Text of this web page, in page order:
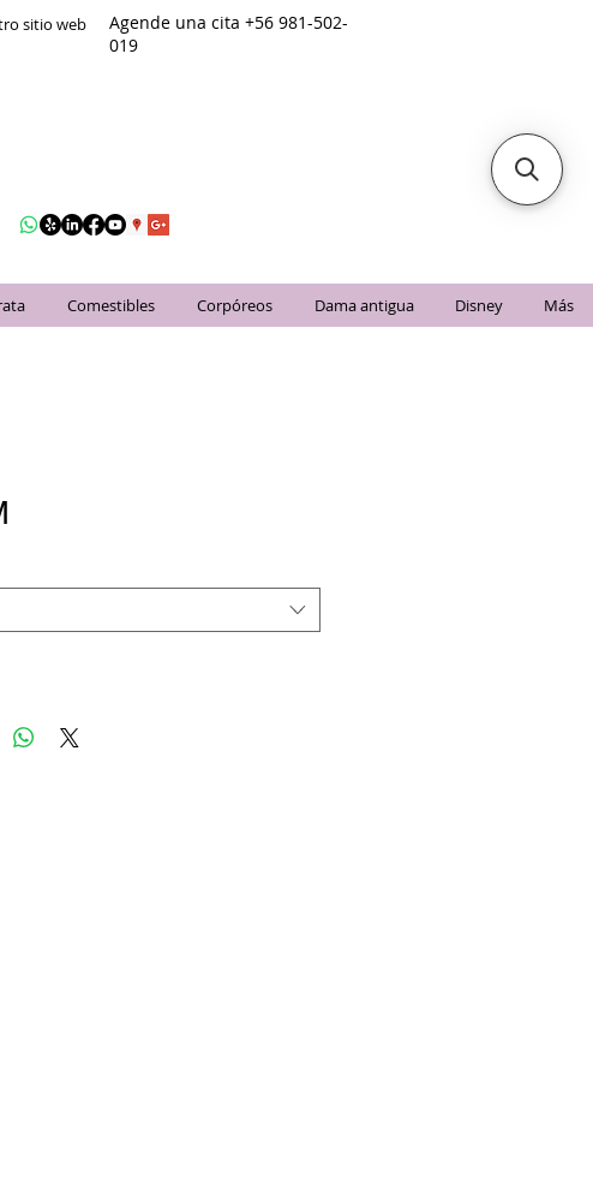
sitio web
Agende una cita +56 981-502-
019
Comestibles Corpóreos Dama antigua Disney Más